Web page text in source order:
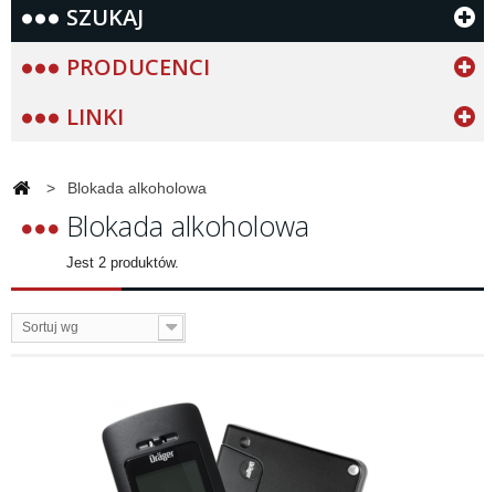
SZUKAJ
PRODUCENCI
LINKI
> Blokada alkoholowa
Blokada alkoholowa
Jest 2 produktów.
Sortuj wg